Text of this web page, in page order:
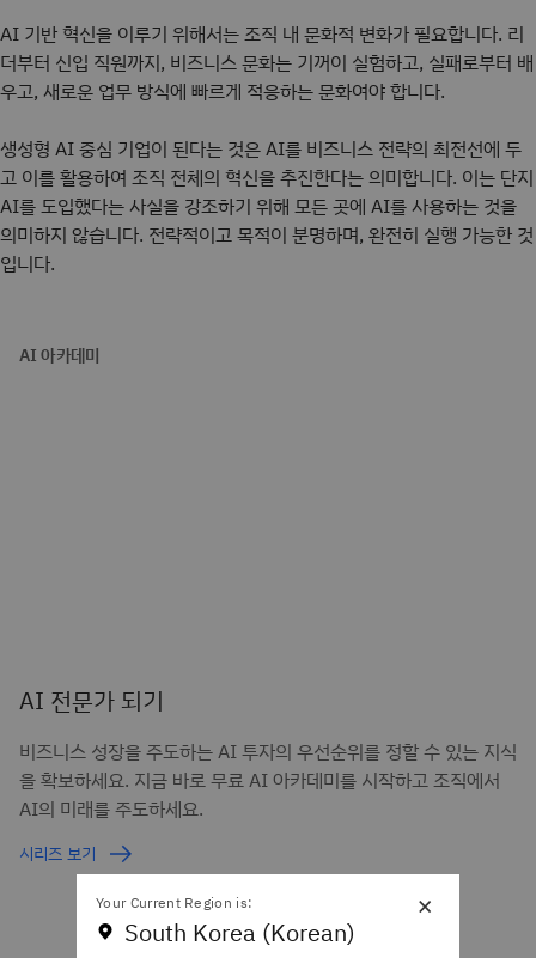
AI 기반 혁신을 이루기 위해서는 조직 내 문화적 변화가 필요합니다. 리
더부터 신입 직원까지, 비즈니스 문화는 기꺼이 실험하고, 실패로부터 배
우고, 새로운 업무 방식에 빠르게 적응하는 문화여야 합니다.
생성형 AI 중심 기업이 된다는 것은 AI를 비즈니스 전략의 최전선에 두
고 이를 활용하여 조직 전체의 혁신을 추진한다는 의미합니다. 이는 단지
AI를 도입했다는 사실을 강조하기 위해 모든 곳에 AI를 사용하는 것을
의미하지 않습니다. 전략적이고 목적이 분명하며, 완전히 실행 가능한 것
입니다.
AI 아카데미
AI 전문가 되기
비즈니스 성장을 주도하는 AI 투자의 우선순위를 정할 수 있는 지식
을 확보하세요. 지금 바로 무료 AI 아카데미를 시작하고 조직에서
AI의 미래를 주도하세요.
시리즈 보기
×
Your Current Region is:
South Korea (Korean)